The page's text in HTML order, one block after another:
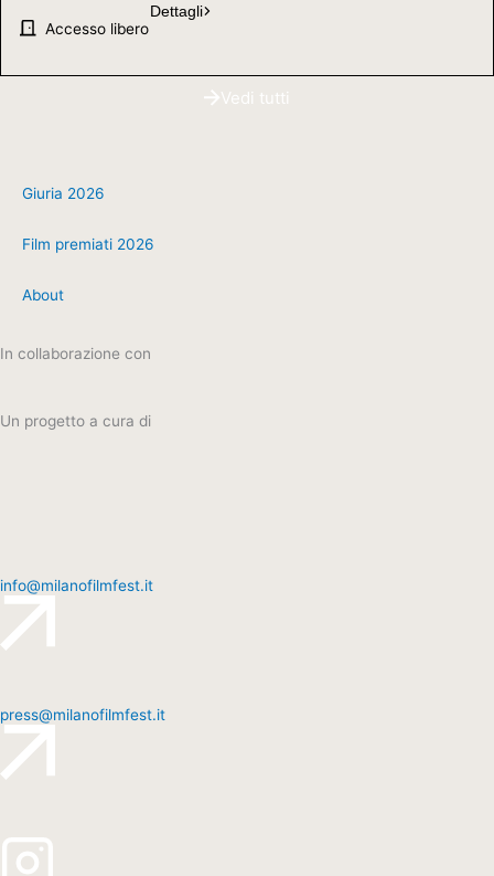
Accesso libero
Dettagli
Vedi tutti
Giuria 2026
Film premiati 2026
About
In collaborazione con
Un progetto a cura di
info@milanofilmfest.it
press@milanofilmfest.it